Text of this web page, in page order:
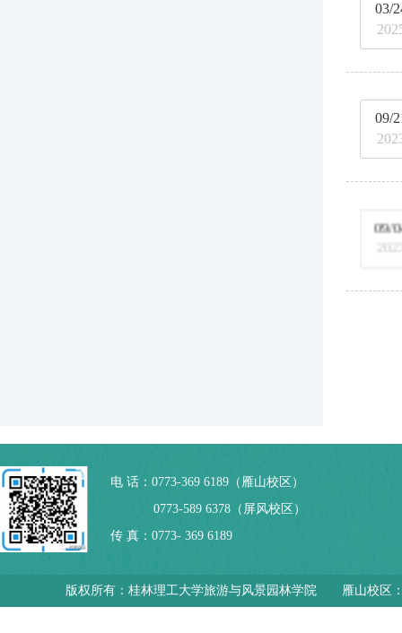
03/
09/
09/
电 话：0773-369 6189（雁山校区）
0773-589 6378（屏风校区）
传 真：0773- 369 6189
版权所有：桂林理工大学旅游与风景园林学院 雁山校区